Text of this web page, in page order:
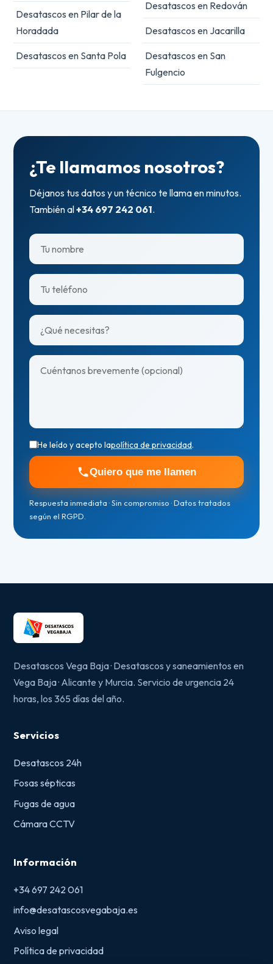
Desatascos en Pilar de la
Horadada
Desatascos en Santa Pola
Desatascos en Redován
Desatascos en Jacarilla
Desatascos en San
Fulgencio
¿Te llamamos nosotros?
Déjanos tus datos y un técnico te llama en minutos.
También al+34 697 242 061.
He leído y acepto lapolítica de privacidad.
Quiero que me llamen
Respuesta inmediata · Sin compromiso · Datos tratados
según el RGPD.
Desatascos Vega Baja · Desatascos y saneamientos en
Vega Baja · Alicante y Murcia. Servicio de urgencia 24
horas, los 365 días del año.
Servicios
Desatascos 24h
Fosas sépticas
Fugas de agua
Cámara CCTV
Información
+34 697 242 061
info@desatascosvegabaja.es
Aviso legal
Política de privacidad